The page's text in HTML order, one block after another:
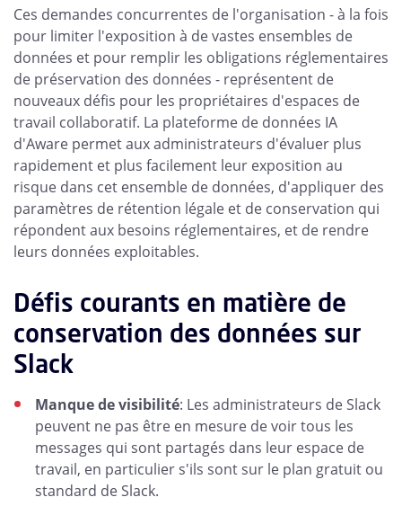
Ces demandes concurrentes de l'organisation - à la fois
pour limiter l'exposition à de vastes ensembles de
données et pour remplir les obligations réglementaires
de préservation des données - représentent de
nouveaux défis pour les propriétaires d'espaces de
travail collaboratif. La plateforme de données IA
d'Aware permet aux administrateurs d'évaluer plus
rapidement et plus facilement leur exposition au
risque dans cet ensemble de données, d'appliquer des
paramètres de rétention légale et de conservation qui
répondent aux besoins réglementaires, et de rendre
leurs données exploitables.
Défis courants en matière de
conservation des données sur
Slack
Manque de visibilité: Les administrateurs de Slack
peuvent ne pas être en mesure de voir tous les
messages qui sont partagés dans leur espace de
travail, en particulier s'ils sont sur le plan gratuit ou
standard de Slack.